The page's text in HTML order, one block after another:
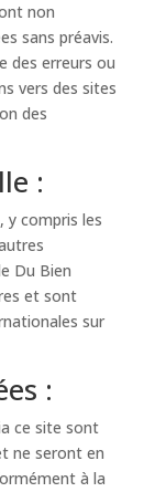
non
sans préavis.
des erreurs ou
vers des sites
des
:
y compris les
Du Bien
et sont
sur
:
ce site sont
ne seront en
à la